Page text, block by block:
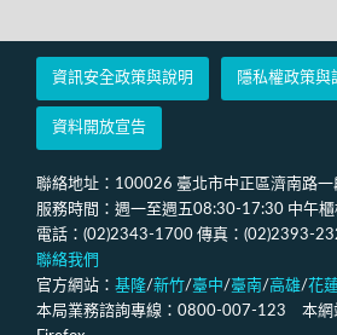
資訊安全政策與說明 隱私權政策與
資料開放宣告
聯絡地址：100026 臺北市中正區濟南路一
服務時間：週一至週五08:30-17:30 中午
電話：(02)2343-1700 傳真：(02)2393-
聯絡我們
官方網站： 基隆/新竹/臺中/臺南/高雄/花
本局業務諮詢專線：0800-007-123 本網